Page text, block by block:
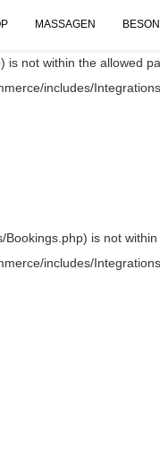
not within the allowed
includes/
is not
includes/
MASSAGEN